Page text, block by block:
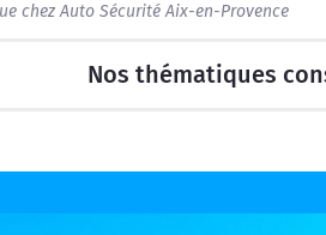
chez Auto Sécurité Aix-en-Provence
Nos thématiques